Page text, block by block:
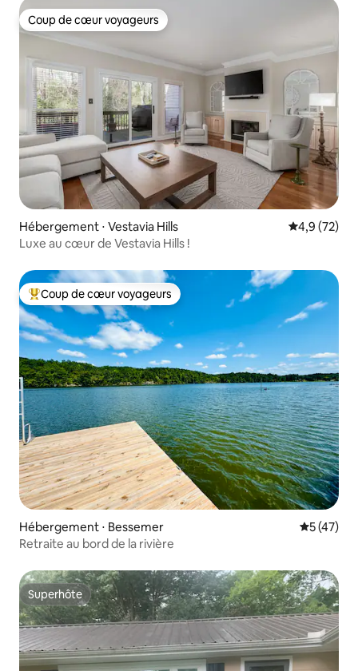
Coup de cœur voyageurs
Coup de cœur voyageurs
Hébergement ⋅ Vestavia Hills Évaluation
4,9 (72)
Luxe au cœur de Vestavia Hills !
Coups de cœur voyageurs les plus appréciés
Coup de cœur voyageurs
Hébergement ⋅ Bessemer
5 (47)
Retraite au bord de la rivière
Superhôte
Superhôte